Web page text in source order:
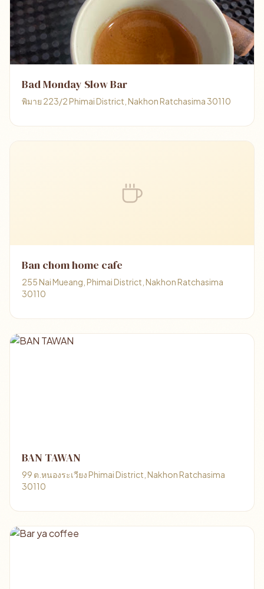
Bad Monday Slow Bar
พิมาย 223/2 Phimai District, Nakhon Ratchasima 30110
Ban chom home cafe ️
255 Nai Mueang, Phimai District, Nakhon Ratchasima
30110
BAN TAWAN
99 ต.หนองระเวียง Phimai District, Nakhon Ratchasima
30110